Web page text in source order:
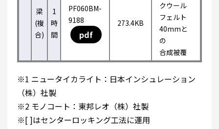
梁
(複
合)
1
時
間
PF060BM-
9188
pdf
273.4KB
クウール
フェルト
40mmと
の
合成被覆
※1 ニュータイカライト：日本インシュレーション
（株）社製
※2 モノコート：東邦レオ（株）社製
※[ ]はセンターロッキング工法に運用